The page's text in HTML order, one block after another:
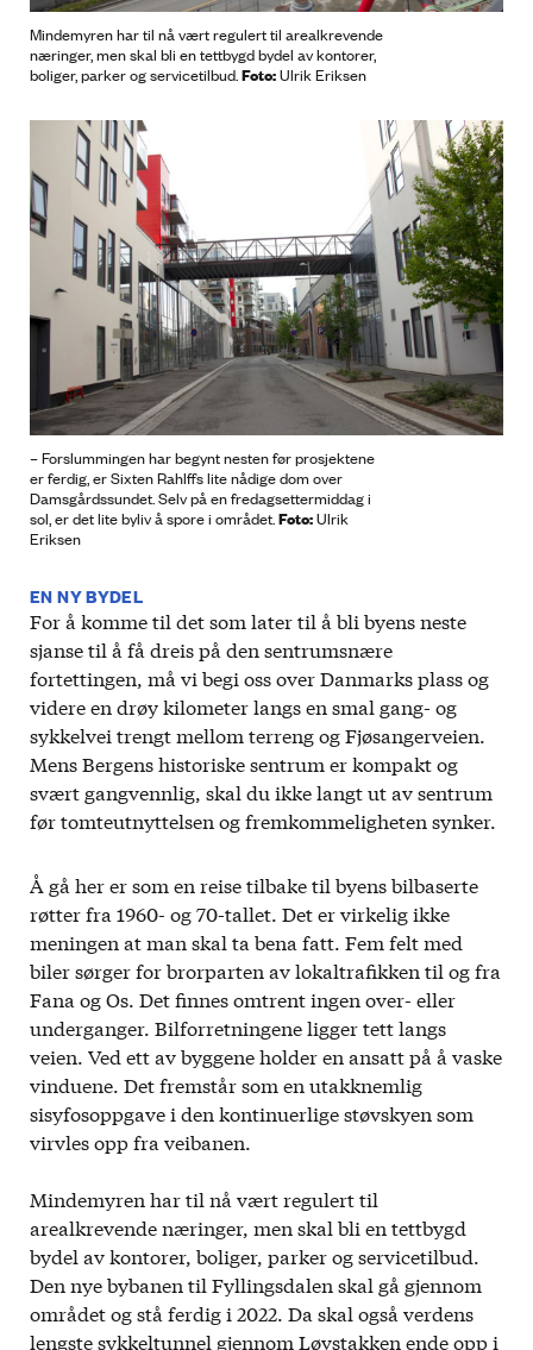
Mindemyren har til nå vært regulert til arealkrevende
næringer, men skal bli en tettbygd bydel av kontorer,
boliger, parker og servicetilbud.Foto:Ulrik Eriksen
– Forslummingen har begynt nesten før prosjektene
er ferdig, er Sixten Rahlffs lite nådige dom over
Damsgårdssundet. Selv på en fredagsettermiddag i
sol, er det lite byliv å spore i området.Foto:Ulrik
Eriksen
EN NY BYDEL
For å komme til det som later til å bli byens neste
sjanse til å få dreis på den sentrumsnære
fortettingen, må vi begi oss over Danmarks plass og
videre en drøy kilometer langs en smal gang- og
sykkelvei trengt mellom terreng og Fjøsangerveien.
Mens Bergens historiske sentrum er kompakt og
svært gangvennlig, skal du ikke langt ut av sentrum
før tomteutnyttelsen og fremkommeligheten synker.
Å gå her er som en reise tilbake til byens bilbaserte
røtter fra 1960- og 70-tallet. Det er virkelig ikke
meningen at man skal ta bena fatt. Fem felt med
biler sørger for brorparten av lokaltrafikken til og fra
Fana og Os. Det finnes omtrent ingen over- eller
underganger. Bilforretningene ligger tett langs
veien. Ved ett av byggene holder en ansatt på å vaske
vinduene. Det fremstår som en utakknemlig
sisyfosoppgave i den kontinuerlige støvskyen som
virvles opp fra veibanen.
Mindemyren har til nå vært regulert til
arealkrevende næringer, men skal bli en tettbygd
bydel av kontorer, boliger, parker og servicetilbud.
Den nye bybanen til Fyllingsdalen skal gå gjennom
området og stå ferdig i 2022. Da skal også verdens
lengste sykkeltunnel gjennom Løvstakken ende opp i